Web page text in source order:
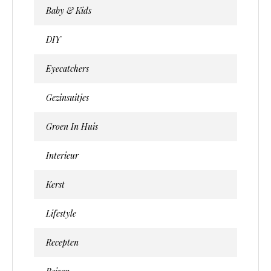
Baby & Kids
DIY
Eyecatchers
Gezinsuitjes
Groen In Huis
Interieur
Kerst
Lifestyle
Recepten